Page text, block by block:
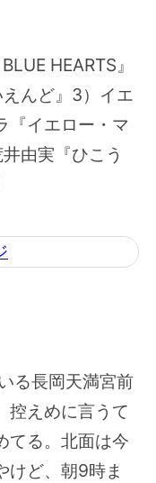
HEARTS』
んど』3）イエ
『イエロー・マ
由実『ひこう
る長岡天満宮前
控えめに言うて
てる。北面は今
けど、朝9時ま